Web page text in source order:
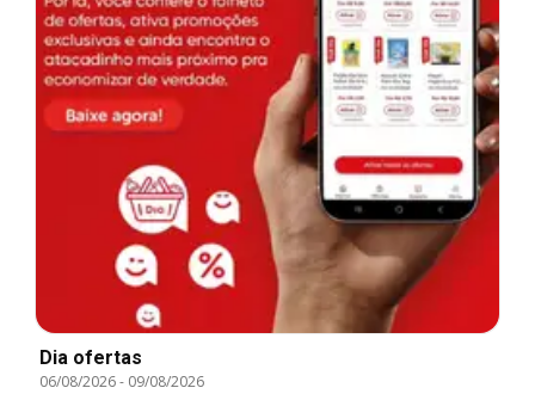
Dia ofertas
06/08/2026- 09/08/2026